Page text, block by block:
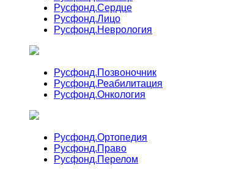
Русфонд.Сердце
Русфонд.Лицо
Русфонд.Неврология
Русфонд.Позвоночник
Русфонд.Реабилитация
Русфонд.Онкология
Русфонд.Ортопедия
Русфонд.Право
Русфонд.Перелом